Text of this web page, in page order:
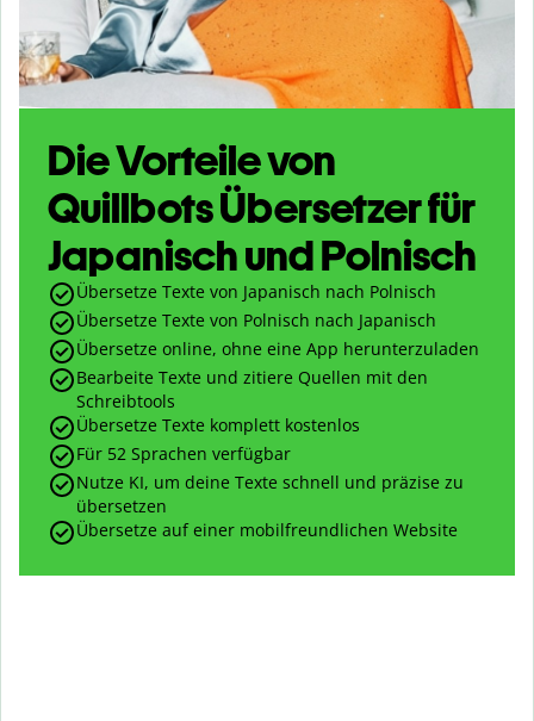
Die Vorteile von
Quillbots Übersetzer für
Japanisch und Polnisch
Übersetze Texte von Japanisch nach Polnisch
Übersetze Texte von Polnisch nach Japanisch
Übersetze online, ohne eine App herunterzuladen
Bearbeite Texte und zitiere Quellen mit den
Schreibtools
Übersetze Texte komplett kostenlos
Für 52 Sprachen verfügbar
Nutze KI, um deine Texte schnell und präzise zu
übersetzen
Übersetze auf einer mobilfreundlichen Website